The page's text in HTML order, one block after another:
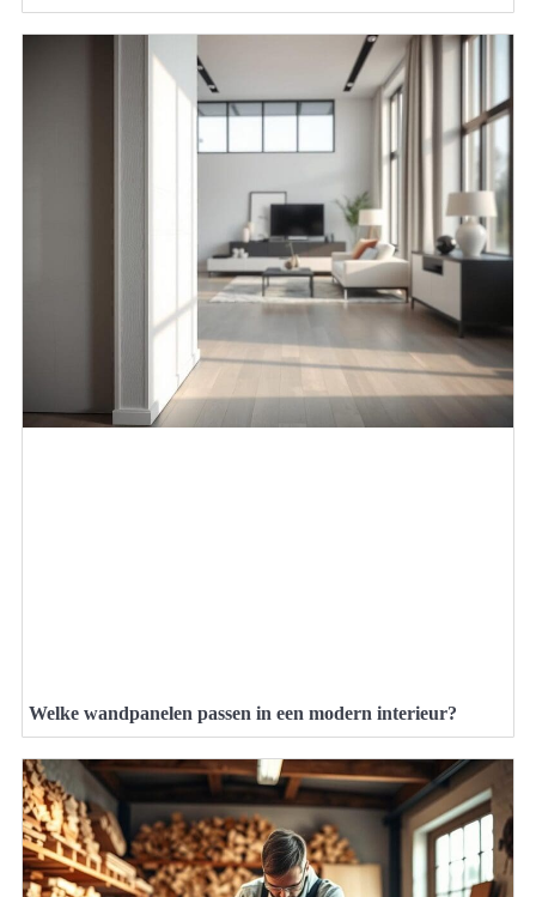
Welke wandpanelen passen in een modern interieur?